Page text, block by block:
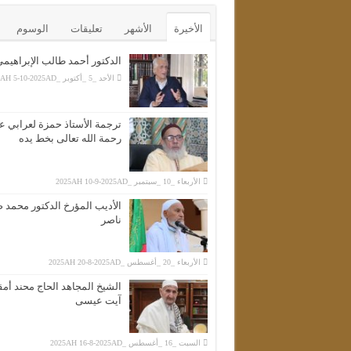
الأخيرة الأشهر تعليقات الوسوم
الدكتور أحمد طالب
الأحد _5 _أكتوبر _2025AH 5-10-2025AD
ترجمة الأستاذ حمزة لعرابي
رحمة الله تعالى بخط يده
الأربعاء _10 _سبتمبر _2025AH 10-9-2025AD
الأديب المؤرخ الدكتور محمد
ناصر
الأربعاء _20 _أغسطس _2025AH 20-8-2025AD
الشيخ المجاهد الحاج محند
آيت عيسى
السبت _16 _أغسطس _2025AH 16-8-2025AD